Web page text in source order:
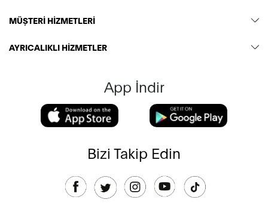
MÜŞTERİ HİZMETLERİ
AYRICALIKLI HİZMETLER
App İndir
Bizi Takip Edin